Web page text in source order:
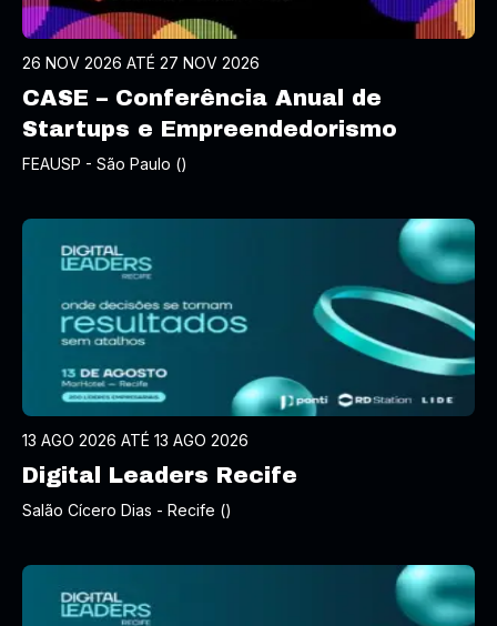
26 NOV 2026 ATÉ 27 NOV 2026
CASE – Conferência Anual de
Startups e Empreendedorismo
FEAUSP - São Paulo ()
13 AGO 2026 ATÉ 13 AGO 2026
Digital Leaders Recife
Salão Cícero Dias - Recife ()